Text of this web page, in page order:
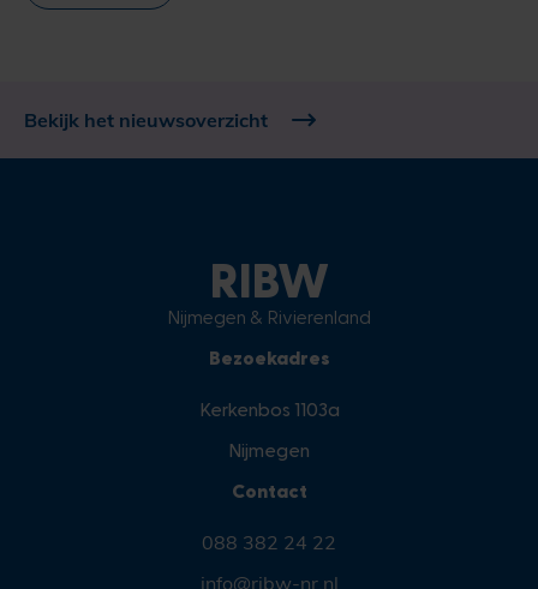
Bekijk het nieuwsoverzicht
RIBW
Nijmegen & Rivierenland
Bezoekadres
Kerkenbos 1103a
Nijmegen
Contact
088 382 24 22
info@ribw-nr.nl